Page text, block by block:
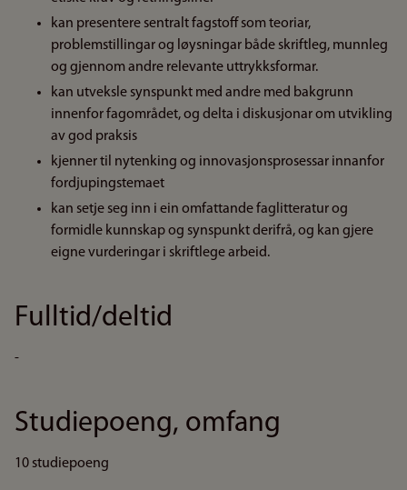
kan presentere sentralt fagstoff som teoriar,
problemstillingar og løysningar både skriftleg, munnleg
og gjennom andre relevante uttrykksformar.
kan utveksle synspunkt med andre med bakgrunn
innenfor fagområdet, og delta i diskusjonar om utvikling
av god praksis
kjenner til nytenking og innovasjonsprosessar innanfor
fordjupingstemaet
kan setje seg inn i ein omfattande faglitteratur og
formidle kunnskap og synspunkt derifrå, og kan gjere
eigne vurderingar i skriftlege arbeid.
Fulltid/deltid
-
Studiepoeng, omfang
10 studiepoeng